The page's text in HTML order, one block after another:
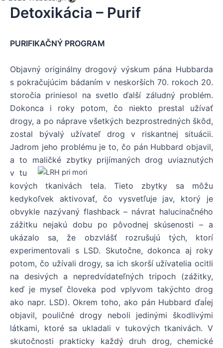
Detoxikácia – Purif
PURIFIKAČNÝ PROGRAM
Objavný originálny drogový výskum pána Hubbarda
s pokračujúcim bádaním v neskorších 70. rokoch 20.
storočia priniesol na svetlo ďalší záludný problém.
Dokonca i roky potom, čo niekto prestal užívať
drogy, a po náprave všetkých bezprostredných škôd,
zostal bývalý užívateľ drog v riskantnej situácii.
Jadrom jeho problému je to, čo pán Hubbard objavil,
a to maličké zbytky prijímaných drog uviaznutých
v tu
kových tkanivách tela. Tieto zbytky sa môžu
kedykoľvek aktivovať, čo vysvetľuje jav, ktorý je
obvykle nazývaný flashback – návrat halucinačného
zážitku nejakú dobu po pôvodnej skúsenosti – a
ukázalo sa, že obzvlášť rozrušujú tých, ktorí
experimentovali s LSD. Skutočne, dokonca aj roky
potom, čo užívali drogy, sa ich skorší užívatelia ocitli
na desivých a nepredvídateľných tripoch (zážitky,
keď je myseľ človeka pod vplyvom takýchto drog
ako napr. LSD). Okrem toho, ako pán Hubbard ďaĺej
objavil, pouličné drogy neboli jedinými škodlivými
látkami, ktoré sa ukladali v tukových tkanivách. V
skutočnosti prakticky každý druh drog, chemické